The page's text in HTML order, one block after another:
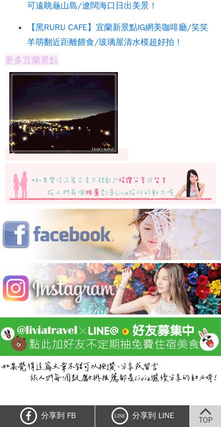
可遠眺龜山島/遼闊海口日出美景！
【黑RURU CAFE】宜蘭新景點IG網美咖啡廳/笑笑
羊萌翻近距離餵食/玻璃屋清水模超好拍！
更多宜蘭景點
【香港跨年攻略懶人包&LIVIA讀者獨享香港澳門超
優惠票券】台灣取票！...
分享到 FB LINE 分享到 LINE TOP